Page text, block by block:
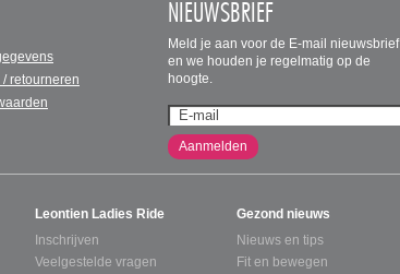
retourneren
NIEUWSBRIEF
Meld je aan voor de E-mail nieuwsbrief
en we houden je regelmatig op de
hoogte.
Aanmelden
Leontien Ladies Ride
Inschrijven
Veelgestelde vragen
Gezond nieuws
Nieuws en tips
Fit en bewegen